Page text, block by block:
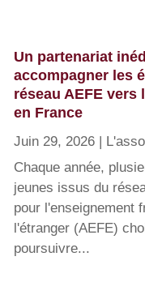
Un partenariat
accompagner les
réseau AEFE vers
en France
Juin 29, 2026|
Chaque année,
jeunes issus du
pour l'enseignement
l'étranger (AEFE)
poursuivre...